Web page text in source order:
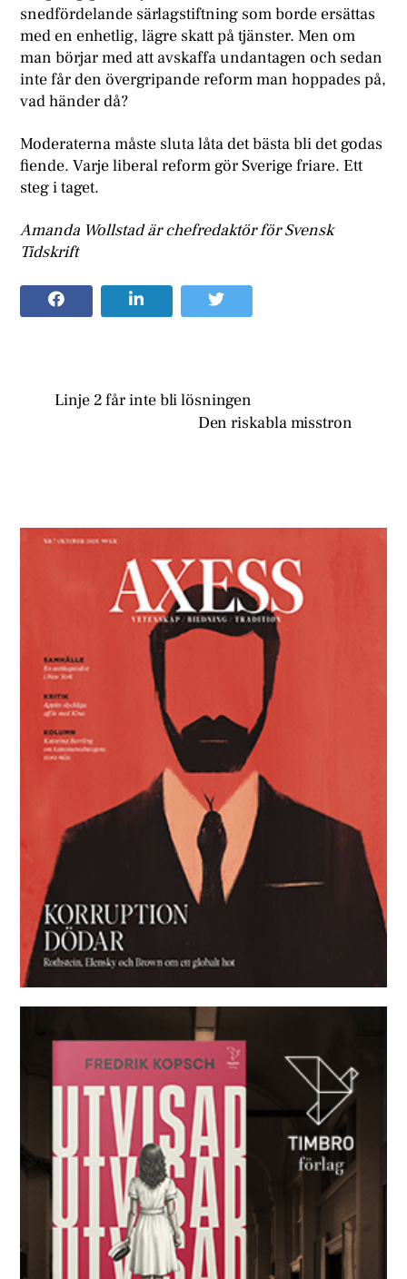
snedfördelande särlagstiftning som borde ersättas
med en enhetlig, lägre skatt på tjänster. Men om
man börjar med att avskaffa undantagen och sedan
inte får den övergripande reform man hoppades på,
vad händer då?
Moderaterna måste sluta låta det bästa bli det godas
fiende. Varje liberal reform gör Sverige friare. Ett
steg i taget.
Amanda Wollstad är chefredaktör för Svensk
Tidskrift
Linje 2 får inte bli lösningen
Den riskabla misstron